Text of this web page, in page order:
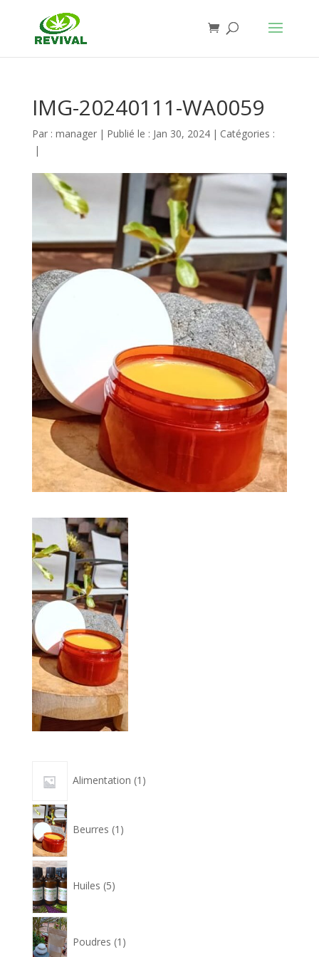
IMG-20240111-WA0059
Par : manager | Publié le : Jan 30, 2024 | Catégories :
|
Alimentation 1 produit
Beurres 1 produit
Huiles 5produits
Poudres 1 produit